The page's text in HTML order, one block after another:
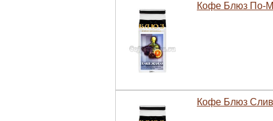
Кофе Блюз По-
Кофе Блюз